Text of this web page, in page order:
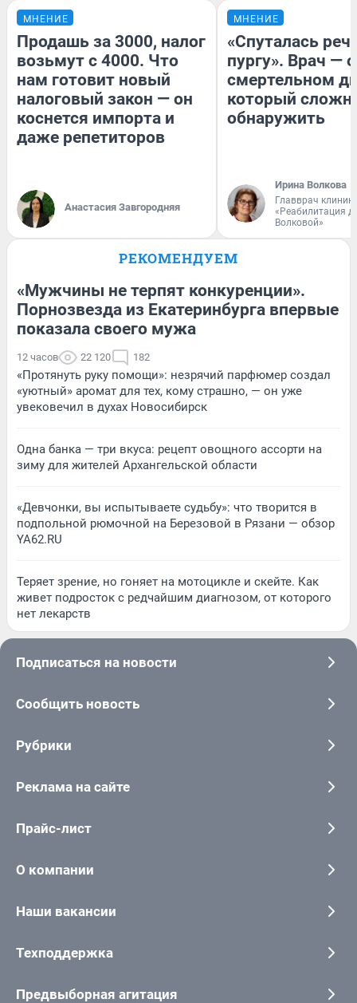
МНЕНИЕ
Продашь за 3000, налог
возьмут с 4000. Что
нам готовит новый
налоговый закон — он
коснется импорта и
даже репетиторов
Анастасия Завгородняя
МНЕНИЕ
«Спуталась
пургу». Врач — о
смертельном
который
обнаружить
Ирина Волкова
Главврач
«Реабилитация
Волковой»
РЕКОМЕНДУЕМ
«Мужчины не терпят конкуренции».
Порнозвезда из Екатеринбурга впервые
показала своего мужа
12 часов 22 120 182
«Протянуть руку помощи»: незрячий парфюмер создал
«уютный» аромат для тех, кому страшно, — он уже
увековечил в духах Новосибирск
Одна банка — три вкуса: рецепт овощного ассорти на
зиму для жителей Архангельской области
«Девчонки, вы испытываете судьбу»: что творится в
подпольной рюмочной на Березовой в Рязани — обзор
YA62.RU
Теряет зрение, но гоняет на мотоцикле и скейте. Как
живет подросток с редчайшим диагнозом, от которого
нет лекарств
Подписаться на новости
Сообщить новость
Рубрики
Реклама на сайте
Прайс-лист
О компании
Наши вакансии
Техподдержка
Предвыборная агитация